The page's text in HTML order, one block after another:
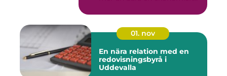
01. nov
En nära relation med en
redovisningsbyrå i
Uddevalla